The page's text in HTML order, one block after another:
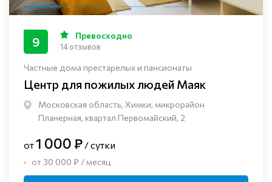
Частные дома престарелых и пансионаты
Центр для пожилых людей Маяк
Московская область, Химки, микрорайон
Планерная, квартал Первомайский, 2
9 Превосходно
14 отзывов
от1 000 ₽ / сутки
от 30 000 ₽ / месяц